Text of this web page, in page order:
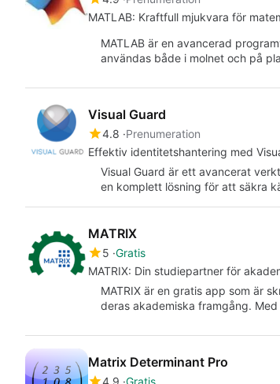
MATLAB: Kraftfull mjukvara för
MATLAB är en avancerad
användas både i molnet och på
Visual Guard
4.8 Prenumeration
Effektiv identitetshantering med
Visual Guard är ett avancerat
en komplett lösning för att säkra
MATRIX
5 Gratis
MATRIX: Din studiepartner för
MATRIX är en gratis app som är
deras akademiska framgång.
Matrix Determinant Pro
4.9 Gratis